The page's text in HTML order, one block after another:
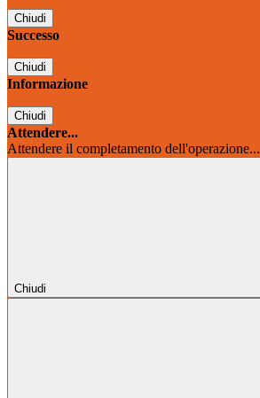
Chiudi
Successo
Chiudi
Informazione
Chiudi
Attendere...
Attendere il completamento dell'operazione...
Chiudi